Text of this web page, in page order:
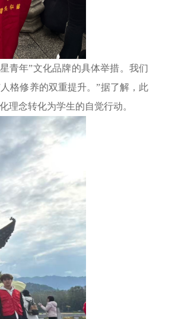
青年”文化品牌的具体举措。我们
格修养的双重提升。”据了解，此
理念转化为学生的自觉行动。